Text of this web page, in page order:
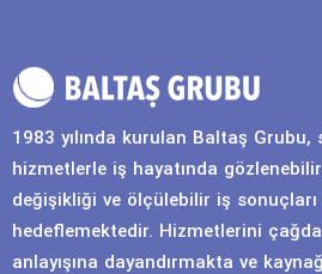
1983 yılında kurulan Baltaş Grubu,
hizmetlerle iş hayatında
değişikliği ve ölçülebilir iş sonuçları
hedeflemektedir. Hizmetlerini
anlayışına dayandırmakta ve